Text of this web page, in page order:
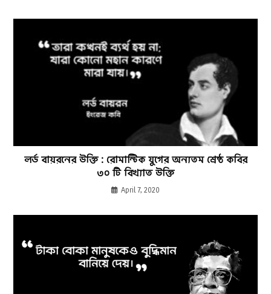
লর্ড বায়রনের উক্তি : রোমান্টিক যুগের অন্যতম শ্রেষ্ঠ কবির
৩০ টি বিখ্যাত উক্তি
April 7, 2020